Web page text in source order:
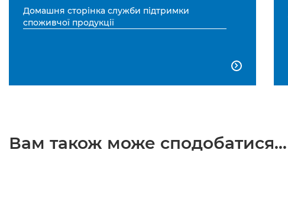
Домашня сторінка служби підтримки
споживчої продукції

Вам також може сподобатися...